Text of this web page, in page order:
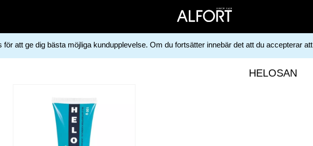
för att ge dig bästa möjliga kundupplevelse. Om du fortsätter innebär det att du accepterar att
HELOSAN